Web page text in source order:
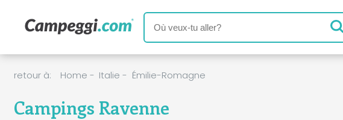
retour à: Home - Italie - Émilie-Romagne
Campings Ravenne